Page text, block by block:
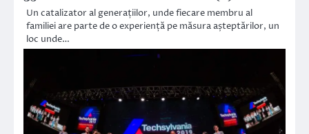
Un catalizator al generațiilor, unde fiecare membru al
familiei are parte de o experiență pe măsura așteptărilor, un
loc unde…